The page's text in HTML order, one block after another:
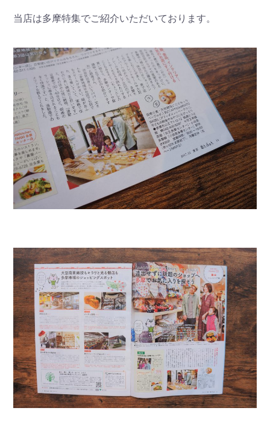
当店は多摩特集でご紹介いただいております。